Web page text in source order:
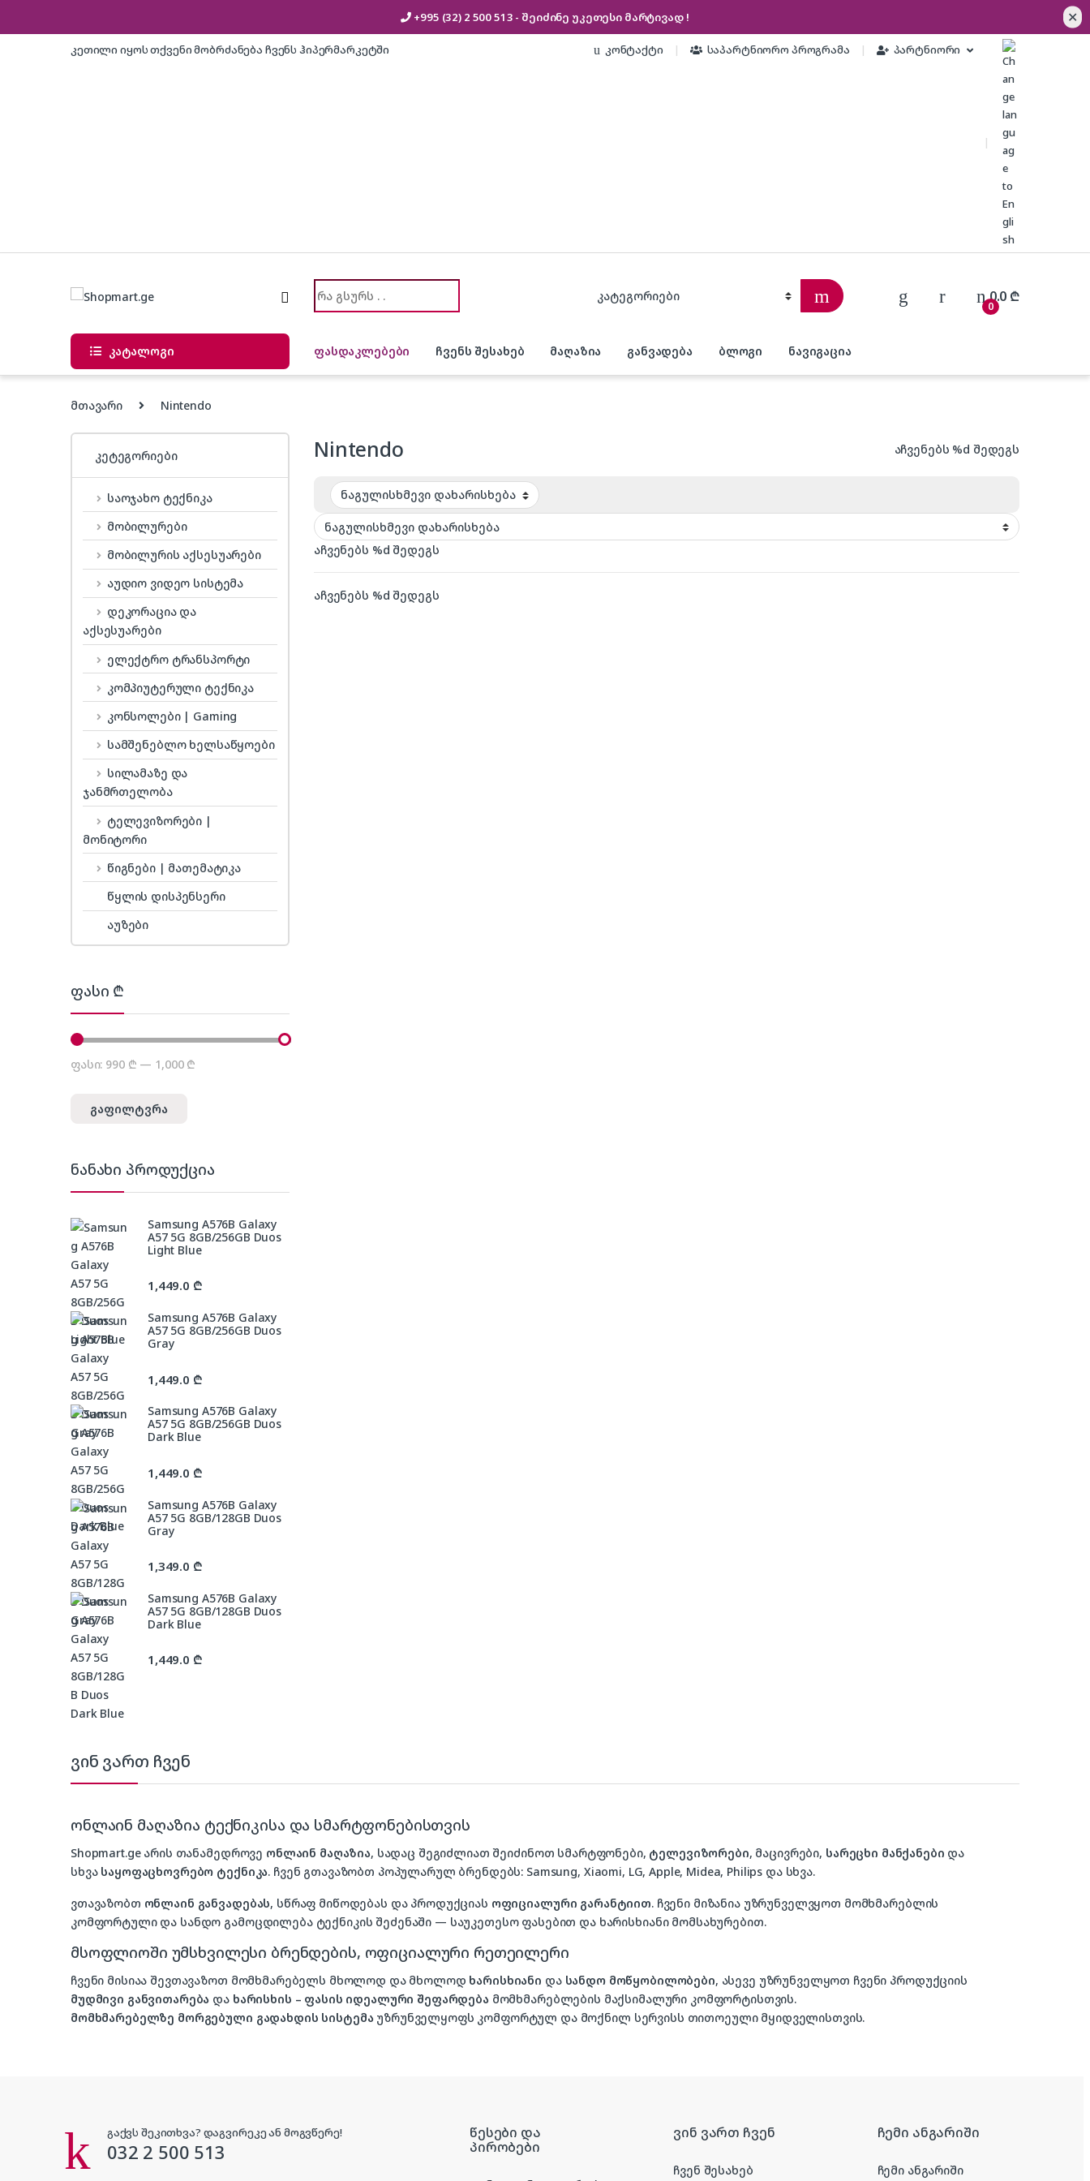
+995 (32) 2 500 513 - შეიძინე უკეთესი მარტივად ! ✕
კეთილი იყოს თქვენი მობრძანება ჩვენს ჰიპერმარკეტში კონტაქტი საპარტნიორო პროგრამა პარტნიორი
Search for:
0
0.0 ₾
კატალოგი ფასდაკლებები ჩვენს შესახებ მაღაზია განვადება ბლოგი ნავიგაცია
მთავარი Nintendo
Nintendo აჩვენებს %d შედეგს
აჩვენებს %d შედეგს
აჩვენებს %d შედეგს
კეტეგორიები
საოჯახო ტექნიკა
მობილურები
მობილურის აქსესუარები
აუდიო ვიდეო სისტემა
დეკორაცია და
აქსესუარები
ელექტრო ტრანსპორტი
კომპიუტერული ტექნიკა
კონსოლები | Gaming
სამშენებლო ხელსაწყოები
სილამაზე და
ჯანმრთელობა
ტელევიზორები |
მონიტორი
წიგნები | მათემატიკა
წყლის დისპენსერი
აუზები
ფასი ₾
მინიმალური ფასი
მაქსიმალური ფასი
გაფილტვრა
ფასი: 990 ₾ — 1,000 ₾
ნანახი პროდუქცია
Samsung A576B Galaxy
A57 5G 8GB/256GB Duos
Light Blue
1,449.0 ₾
Samsung A576B Galaxy
A57 5G 8GB/256GB Duos
Gray
1,449.0 ₾
Samsung A576B Galaxy
A57 5G 8GB/256GB Duos
Dark Blue
1,449.0 ₾
Samsung A576B Galaxy
A57 5G 8GB/128GB Duos
Gray
1,349.0 ₾
Samsung A576B Galaxy
A57 5G 8GB/128GB Duos
Dark Blue
1,449.0 ₾
ვინ ვართ ჩვენ
ონლაინ მაღაზია ტექნიკისა და სმარტფონებისთვის
Shopmart.ge არის თანამედროვე ონლაინ მაღაზია, სადაც შეგიძლიათ შეიძინოთ სმარტფონები, ტელევიზორები, მაცივრები, სარეცხი მანქანები და
სხვა საყოფაცხოვრებო ტექნიკა. ჩვენ გთავაზობთ პოპულარულ ბრენდებს: Samsung, Xiaomi, LG, Apple, Midea, Philips და სხვა.
ვთავაზობთ ონლაინ განვადებას, სწრაფ მიწოდებას და პროდუქციას ოფიციალური გარანტიით. ჩვენი მიზანია უზრუნველვყოთ მომხმარებლის
კომფორტული და სანდო გამოცდილება ტექნიკის შეძენაში — საუკეთესო ფასებით და ხარისხიანი მომსახურებით.
მსოფლიოში უმსხვილესი ბრენდების, ოფიციალური რეთეილერი
ჩვენი მისიაა შევთავაზოთ მომხმარებელს მხოლოდ და მხოლოდ ხარისხიანი და სანდო მოწყობილობები, ასევე უზრუნველყოთ ჩვენი პროდუქციის
მუდმივი განვითარება და ხარისხის – ფასის იდეალური შეფარდებამომხმარებლების მაქსიმალური კომფორტისთვის.
მომხმარებელზე მორგებული გადახდის სისტემაუზრუნველყოფს კომფორტულ და მოქნილ სერვისს თითოეული მყიდველისთვის.
გაქვს შეკითხვა? დაგვირეკე ან მოგვწერე!
032 2 500 513
წესები და
პირობები
ვინ ვართ ჩვენ
ჩვენ შესახებ
ჩემი ანგარიში
ჩემი ანგარიში